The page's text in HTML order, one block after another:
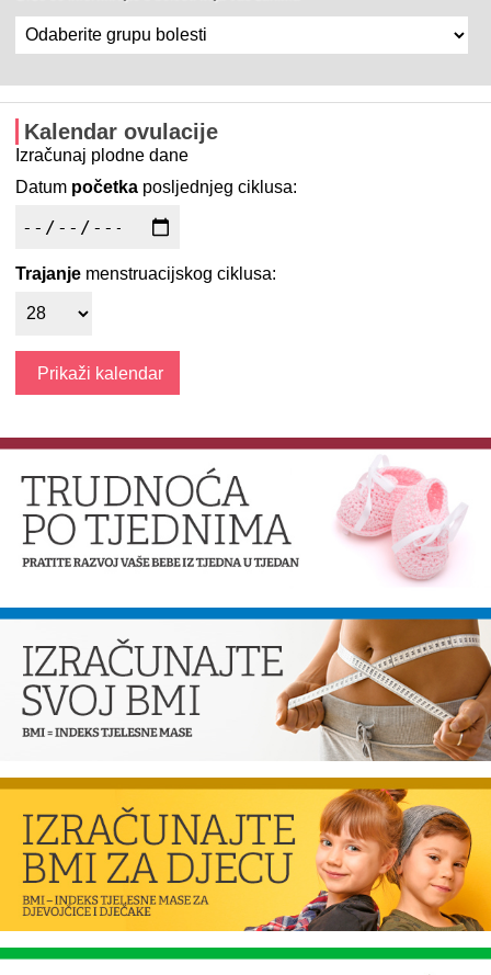
Kalendar ovulacije
Izračunaj plodne dane
Datum početka posljednjeg ciklusa:
Trajanje menstruacijskog ciklusa: